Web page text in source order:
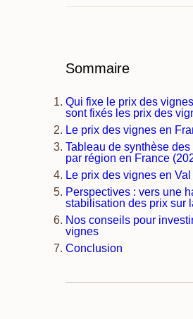
Sommaire
Qui fixe le prix des
sont fixés les prix des
Le prix des vignes en
Tableau de synthèse
par région en France
Le prix des vignes en
Perspectives : vers une
stabilisation des prix sur
Nos conseils pour
vignes
Conclusion